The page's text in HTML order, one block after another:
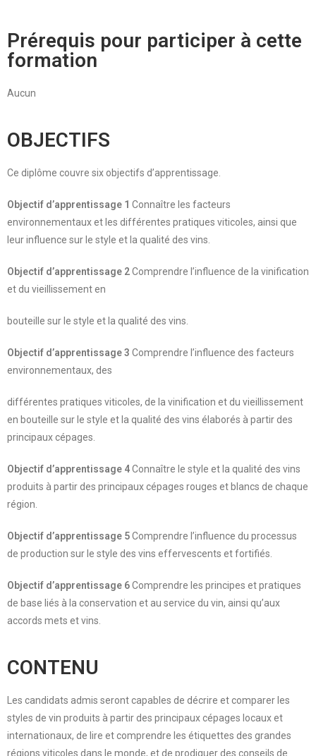
Prérequis pour participer à cette
formation
Aucun
OBJECTIFS
Ce diplôme couvre six objectifs d’apprentissage.
Objectif d’apprentissage 1 Connaître les facteurs
environnementaux et les différentes pratiques viticoles, ainsi que
leur influence sur le style et la qualité des vins.
Objectif d’apprentissage 2Comprendre l’influence de la vinification
et du vieillissement en
bouteille sur le style et la qualité des vins.
Objectif d’apprentissage 3 Comprendre l’influence des facteurs
environnementaux, des
différentes pratiques viticoles, de la vinification et du vieillissement
en bouteille sur le style et la qualité des vins élaborés à partir des
principaux cépages.
Objectif d’apprentissage 4Connaître le style et la qualité des vins
produits à partir des principaux cépages rouges et blancs de chaque
région.
Objectif d’apprentissage 5Comprendre l’influence du processus
de production sur le style des vins effervescents et fortifiés.
Objectif d’apprentissage 6Comprendre les principes et pratiques
de base liés à la conservation et au service du vin, ainsi qu’aux
accords mets et vins.
CONTENU
Les candidats admis seront capables de décrire et comparer les
styles de vin produits à partir des principaux cépages locaux et
internationaux, de lire et comprendre les étiquettes des grandes
régions viticoles dans le monde, et de prodiguer des conseils de